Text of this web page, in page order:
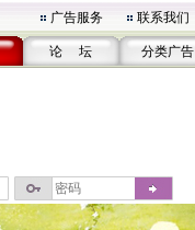
广告服务 联系我们
论 坛 分类广告